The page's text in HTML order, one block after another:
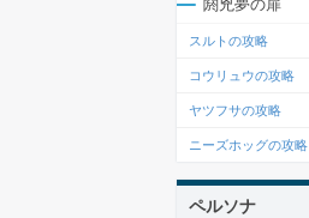
閼兇夢の扉
スルトの攻略
コウリュウの攻略
ヤツフサの攻略
ニーズホッグの攻略
ペルソナ